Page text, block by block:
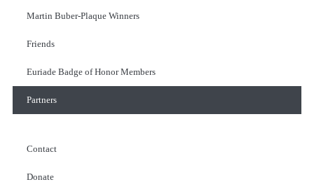
Martin Buber-Plaque Winners
Friends
Euriade Badge of Honor Members
Partners
Contact
Donate